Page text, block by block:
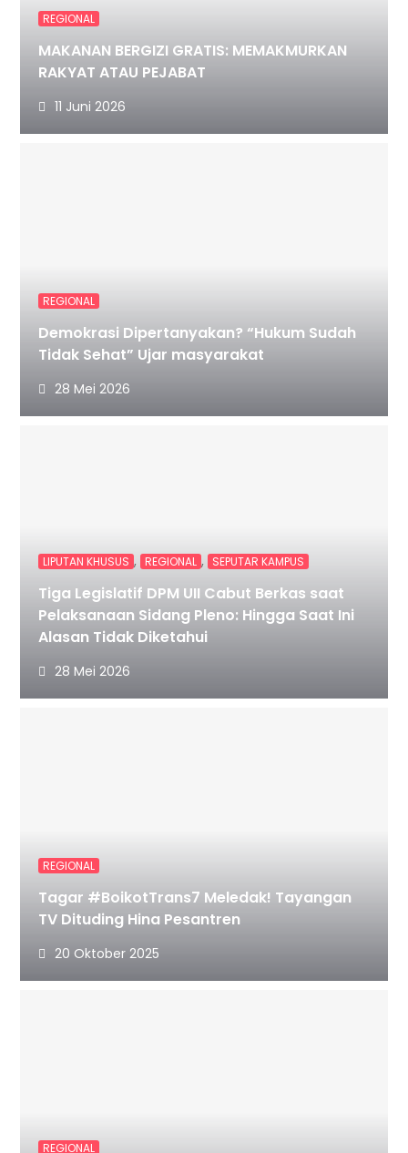
REGIONAL
MAKANAN BERGIZI GRATIS: MEMAKMURKAN
RAKYAT ATAU PEJABAT
11 Juni 2026
REGIONAL
Demokrasi Dipertanyakan? “Hukum Sudah
Tidak Sehat” Ujar masyarakat
28 Mei 2026
LIPUTAN KHUSUS , REGIONAL , SEPUTAR KAMPUS
Tiga Legislatif DPM UII Cabut Berkas saat
Pelaksanaan Sidang Pleno: Hingga Saat Ini
Alasan Tidak Diketahui
28 Mei 2026
REGIONAL
Tagar #BoikotTrans7 Meledak! Tayangan
TV Dituding Hina Pesantren
20 Oktober 2025
REGIONAL